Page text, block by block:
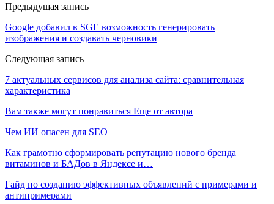
Предыдущая запись
Google добавил в SGE возможность генерировать
изображения и создавать черновики
Следующая запись
7 актуальных сервисов для анализа сайта: сравнительная
характеристика
Вам также могут понравиться Еще от автора
Чем ИИ опасен для SEO
Как грамотно сформировать репутацию нового бренда
витаминов и БАДов в Яндексе и…
Гайд по созданию эффективных объявлений с примерами и
антипримерами